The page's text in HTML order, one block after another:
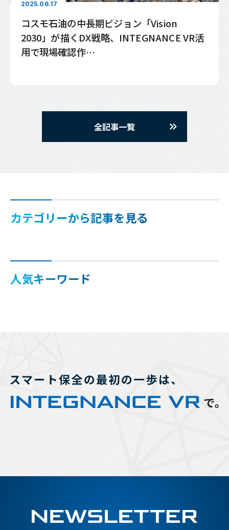
2025.06.17
コスモ石油の中長期ビジョン「Vision
2030」が描くDX戦略、INTEGNANCE VR活
用で現場確認作…
全記事一覧
カテゴリーから記事を見る
人気キーワード